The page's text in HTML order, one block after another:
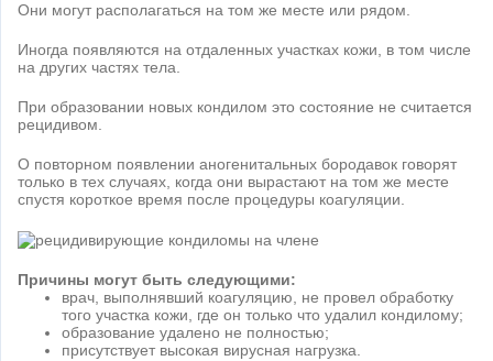
Они могут располагаться на том же месте или рядом.
Иногда появляются на отдаленных участках кожи, в том числе
на других частях тела.
При образовании новых кондилом это состояние не считается
рецидивом.
О повторном появлении аногенитальных бородавок говорят
только в тех случаях, когда они вырастают на том же месте
спустя короткое время после процедуры коагуляции.
Причины могут быть следующими:
врач, выполнявший коагуляцию, не провел обработку
того участка кожи, где он только что удалил кондилому;
образование удалено не полностью;
присутствует высокая вирусная нагрузка.